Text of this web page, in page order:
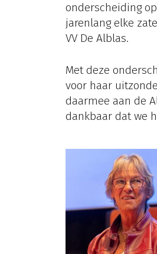
onderscheiding
jarenlang elke
VV De Alblas.
Met deze
voor haar
daarmee aan de
dankbaar dat we